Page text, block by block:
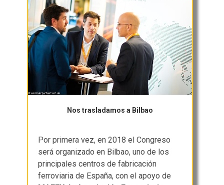
Nos trasladamos a Bilbao
Por primera vez, en 2018 el Congreso
será organizado en Bilbao, uno de los
principales centros de fabricación
ferroviaria de España, con el apoyo de